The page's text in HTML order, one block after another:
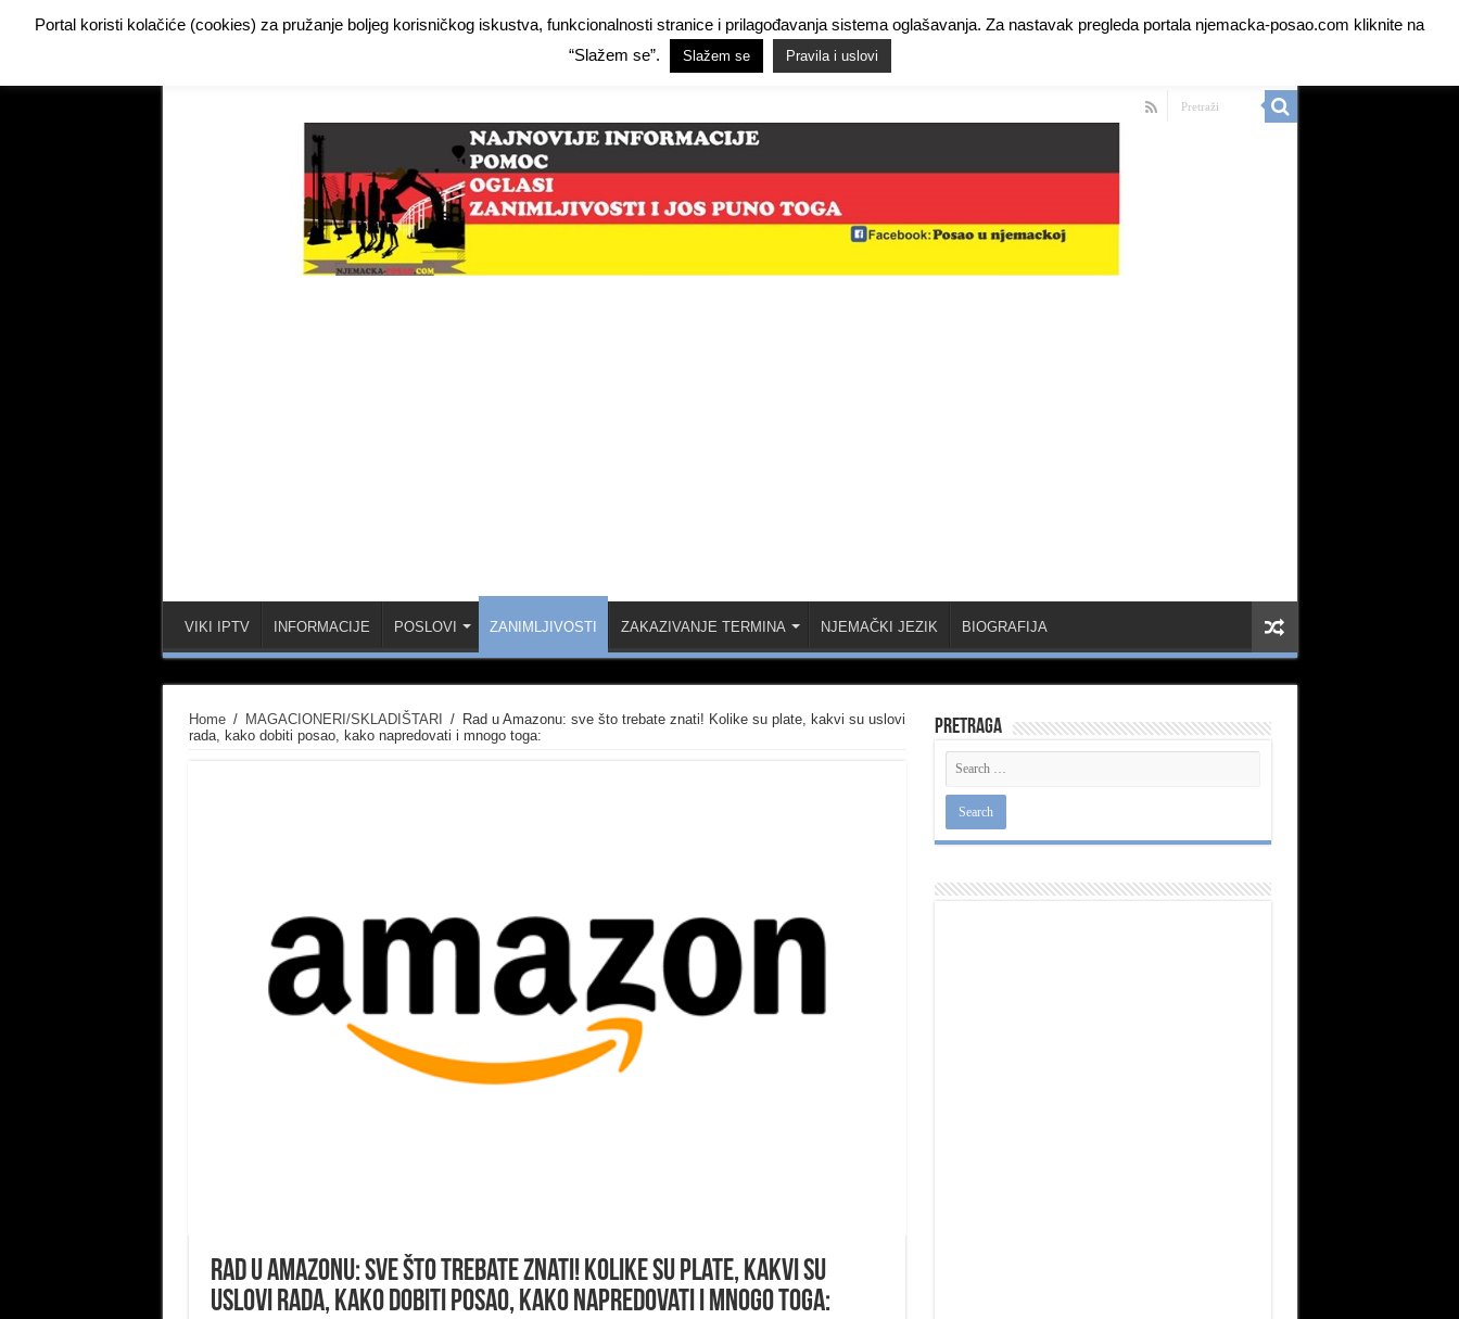
Facebook Demo Hide Ads for Premium Members
O NAMA PRAVILA I USLOVI
VIKI IPTV INFORMACIJE POSLOVI ZANIMLJIVOSTI ZAKAZIVANJE TERMINA NJEMAČKI JEZIK BIOGRAFIJA
Home / MAGACIONERI/SKLADIŠTARI /
Rad u Amazonu: sve što trebate znati! Kolike su plate, kakvi su uslovi
rada, kako dobiti posao, kako napredovati i mnogo toga:
Rad u Amazonu: sve što trebate znati! Kolike su plate, kakvi su
uslovi rada, kako dobiti posao, kako napredovati i mnogo toga:
Pretraga
Portal koristi kolačiće (cookies) za pružanje boljeg korisničkog iskustva, funkcionalnosti stranice i prilagođavanja sistema oglašavanja. Za nastavak pregleda portala njemacka-posao.com kliknite na
“Slažem se”.
Slažem se Pravila i uslovi